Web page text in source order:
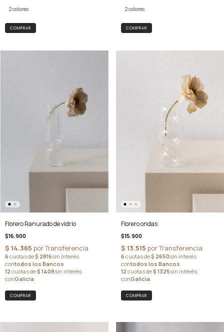
2 colores
COMPRAR
2 colores
COMPRAR
Florero Ranurado de vidrio
$16.900
Florero ondas
$15.900
COMPRAR